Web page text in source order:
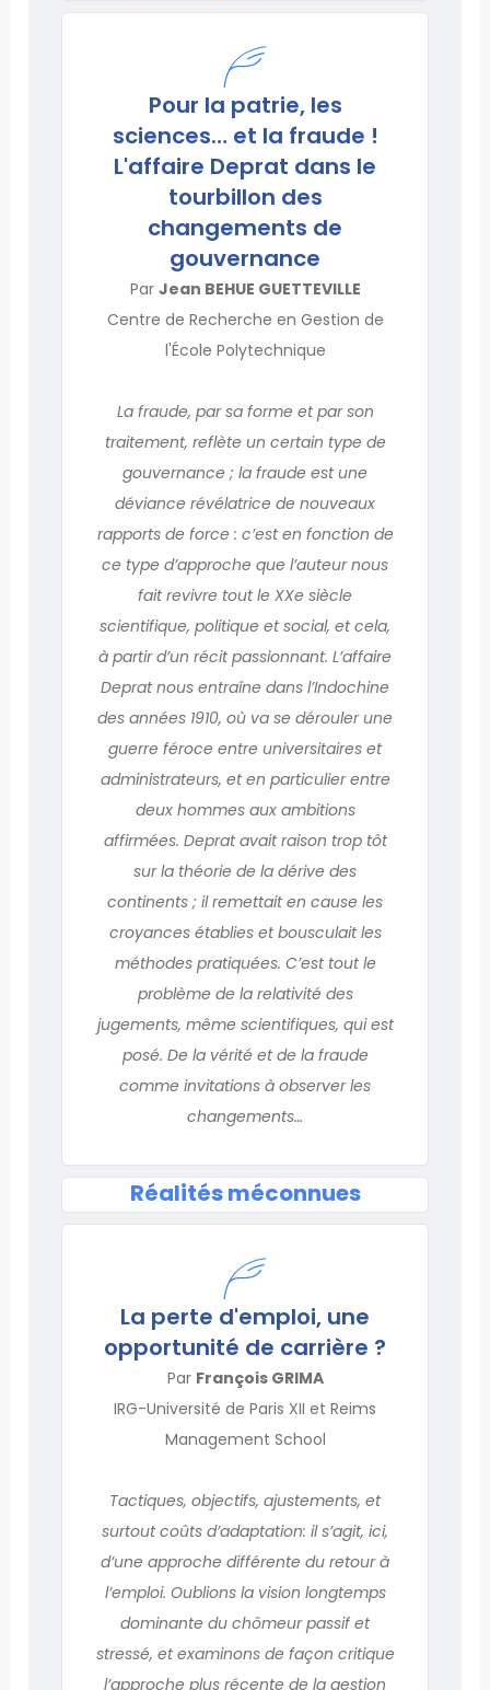
Pour la patrie, les
sciences… et la fraude !
L'affaire Deprat dans le
tourbillon des
changements de
gouvernance
Par Jean BEHUE GUETTEVILLE
Centre de Recherche en Gestion de
l'École Polytechnique
La fraude, par sa forme et par son
traitement, reflète un certain type de
gouvernance ; la fraude est une
déviance révélatrice de nouveaux
rapports de force : c’est en fonction de
ce type d’approche que l’auteur nous
fait revivre tout le XXe siècle
scientifique, politique et social, et cela,
à partir d’un récit passionnant. L’affaire
Deprat nous entraîne dans l’Indochine
des années 1910, où va se dérouler une
guerre féroce entre universitaires et
administrateurs, et en particulier entre
deux hommes aux ambitions
affirmées. Deprat avait raison trop tôt
sur la théorie de la dérive des
continents ; il remettait en cause les
croyances établies et bousculait les
méthodes pratiquées. C’est tout le
problème de la relativité des
jugements, même scientifiques, qui est
posé. De la vérité et de la fraude
comme invitations à observer les
changements…
Réalités méconnues
La perte d'emploi, une
opportunité de carrière ?
Par François GRIMA
IRG-Université de Paris XII et Reims
Management School
Tactiques, objectifs, ajustements, et
surtout coûts d’adaptation: il s’agit, ici,
d’une approche différente du retour à
l’emploi. Oublions la vision longtemps
dominante du chômeur passif et
stressé, et examinons de façon critique
l’approche plus récente de la gestion